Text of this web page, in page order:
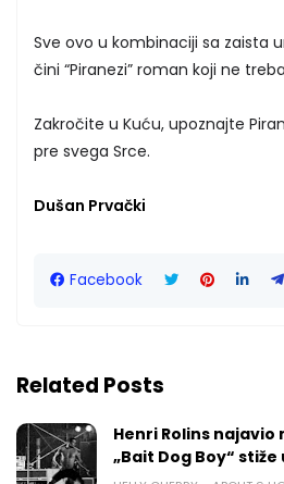
Sve ovo u kombinaciji sa zaista
čini “Piranezi” roman koji ne
Zakročite u Kuću, upoznajte
pre svega Srce.
Dušan Prvački
Facebook
Related Posts
Henri Rolins
„Bait Dog Boy“